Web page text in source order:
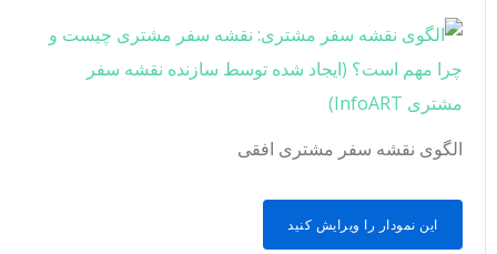
الگوی نقشه سفر مشتری افقی
این نمودار را ویرایش کنید